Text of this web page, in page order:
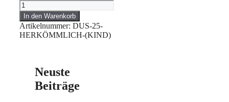
In den Warenkorb
Artikelnummer: DUS-25-
HERKÖMMLICH-(KIND)
Neuste
Beiträge